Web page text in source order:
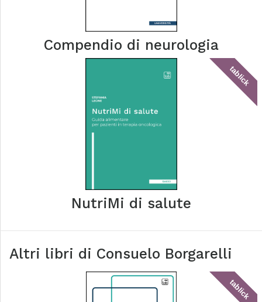
Compendio di neurologia
tablick
NutriMi di salute
Altri libri di Consuelo Borgarelli
tablick